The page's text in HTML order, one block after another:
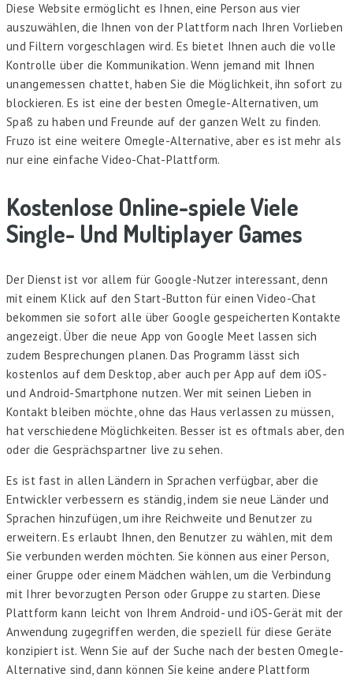
Diese Website ermöglicht es Ihnen, eine Person aus vier
auszuwählen, die Ihnen von der Plattform nach Ihren Vorlieben
und Filtern vorgeschlagen wird. Es bietet Ihnen auch die volle
Kontrolle über die Kommunikation. Wenn jemand mit Ihnen
unangemessen chattet, haben Sie die Möglichkeit, ihn sofort zu
blockieren. Es ist eine der besten Omegle-Alternativen, um
Spaß zu haben und Freunde auf der ganzen Welt zu finden.
Fruzo ist eine weitere Omegle-Alternative, aber es ist mehr als
nur eine einfache Video-Chat-Plattform.
Kostenlose Online-spiele Viele
Single- Und Multiplayer Games
Der Dienst ist vor allem für Google-Nutzer interessant, denn
mit einem Klick auf den Start-Button für einen Video-Chat
bekommen sie sofort alle über Google gespeicherten Kontakte
angezeigt. Über die neue App von Google Meet lassen sich
zudem Besprechungen planen. Das Programm lässt sich
kostenlos auf dem Desktop, aber auch per App auf dem iOS-
und Android-Smartphone nutzen. Wer mit seinen Lieben in
Kontakt bleiben möchte, ohne das Haus verlassen zu müssen,
hat verschiedene Möglichkeiten. Besser ist es oftmals aber, den
oder die Gesprächspartner live zu sehen.
Es ist fast in allen Ländern in Sprachen verfügbar, aber die
Entwickler verbessern es ständig, indem sie neue Länder und
Sprachen hinzufügen, um ihre Reichweite und Benutzer zu
erweitern. Es erlaubt Ihnen, den Benutzer zu wählen, mit dem
Sie verbunden werden möchten. Sie können aus einer Person,
einer Gruppe oder einem Mädchen wählen, um die Verbindung
mit Ihrer bevorzugten Person oder Gruppe zu starten. Diese
Plattform kann leicht von Ihrem Android- und iOS-Gerät mit der
Anwendung zugegriffen werden, die speziell für diese Geräte
konzipiert ist. Wenn Sie auf der Suche nach der besten Omegle-
Alternative sind, dann können Sie keine andere Plattform